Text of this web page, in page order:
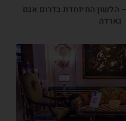
סירמיונה Sirmione – הלשון המיוחדת בדרום אגם
גארדה